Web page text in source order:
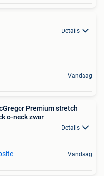
Details
Vandaag
Premium stretch
o-neck zwar
Details
Vandaag